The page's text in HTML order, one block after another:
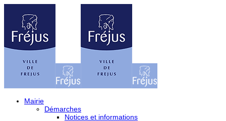
Mairie
Démarches
Notices et informations